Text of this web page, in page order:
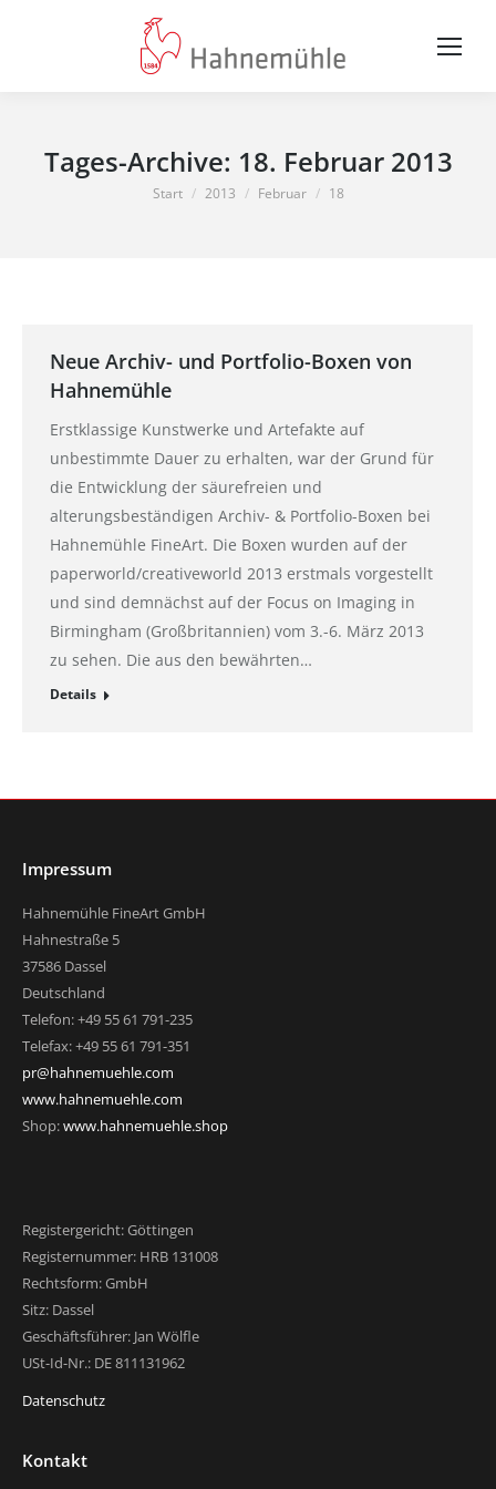
Tages-Archive: 18. Februar 2013
Sie befinden sich hier:
Start 2013 Februar 18
Neue Archiv- und Portfolio-Boxen von
Hahnemühle
Erstklassige Kunstwerke und Artefakte auf
unbestimmte Dauer zu erhalten, war der Grund für
die Entwicklung der säurefreien und
alterungsbeständigen Archiv- & Portfolio-Boxen bei
Hahnemühle FineArt. Die Boxen wurden auf der
paperworld/creativeworld 2013 erstmals vorgestellt
und sind demnächst auf der Focus on Imaging in
Birmingham (Großbritannien) vom 3.-6. März 2013
zu sehen. Die aus den bewährten…
Details
Impressum
Hahnemühle FineArt GmbH
Hahnestraße 5
37586 Dassel
Deutschland
Telefon: +49 55 61 791-235
Telefax: +49 55 61 791-351
pr@hahnemuehle.com
www.hahnemuehle.com
Shop:www.hahnemuehle.shop
Registergericht: Göttingen
Registernummer: HRB 131008
Rechtsform: GmbH
Sitz: Dassel
Geschäftsführer: Jan Wölfle
USt-Id-Nr.: DE 811131962
Datenschutz
Kontakt